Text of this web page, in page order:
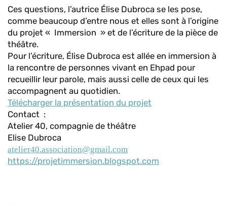
Ces questions, l’autrice Élise Dubroca se les pose,
comme beaucoup d’entre nous et elles sont à l’origine
du projet « Immersion » et de l’écriture de la pièce de
théâtre.
Pour l’écriture, Élise Dubroca est allée en immersion à
la rencontre de personnes vivant en Ehpad pour
recueillir leur parole, mais aussi celle de ceux qui les
accompagnent au quotidien.
Télécharger la présentation du projet
Contact :
Atelier 40, compagnie de théâtre
Elise Dubroca
atelier40.association@gmail.com
https://projetimmersion.blogspot.com